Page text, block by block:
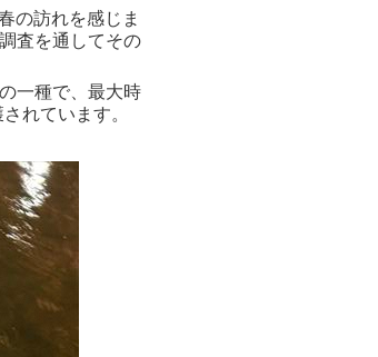
の訪れを感じま
査を通してその
一種で、最大時
れています。